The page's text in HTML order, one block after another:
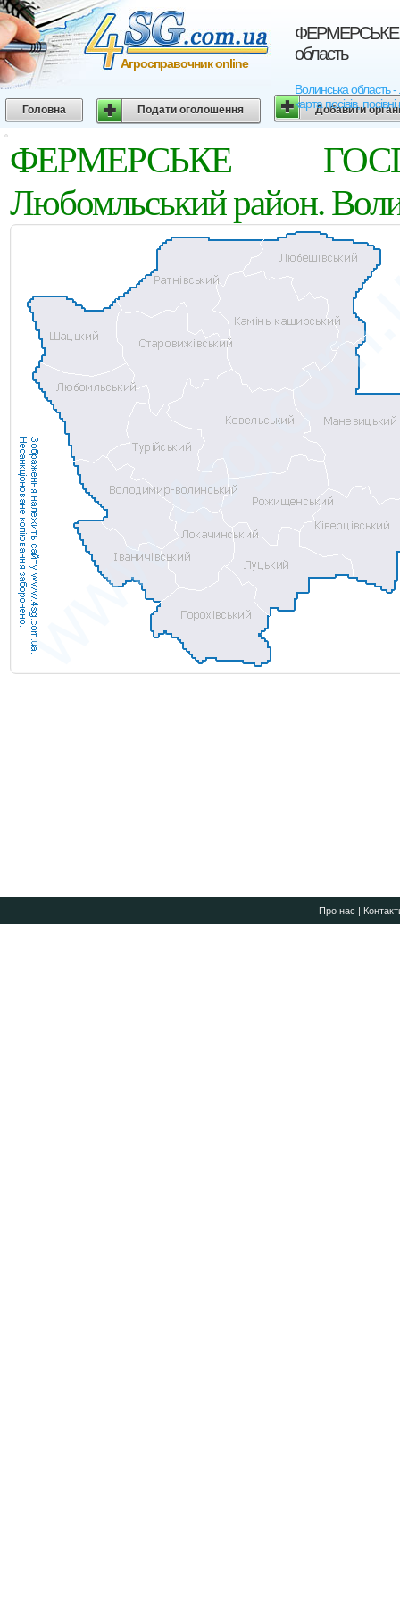
ФЕРМЕРСЬКЕ
область
Волинська
карта посівів,
Агросправочник online
Головна Подати оголошення Добавити
ФЕРМЕРСЬКЕ
Любомльський район.
Про нас |